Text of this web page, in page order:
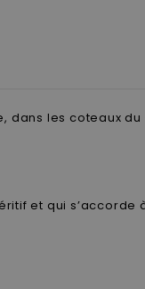
dans les coteaux
et qui